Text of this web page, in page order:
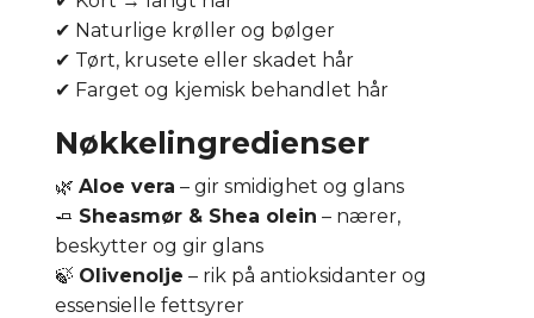
✔ Naturlige krøller og bølger
✔ Tørt, krusete eller skadet hår
✔ Farget og kjemisk behandlet hår
Nøkkelingredienser
🌿 Aloe vera – gir smidighet og glans
🧈 Sheasmør & Shea olein – nærer,
beskytter og gir glans
🍃 Olivenolje – rik på antioksidanter og
essensielle fettsyrer